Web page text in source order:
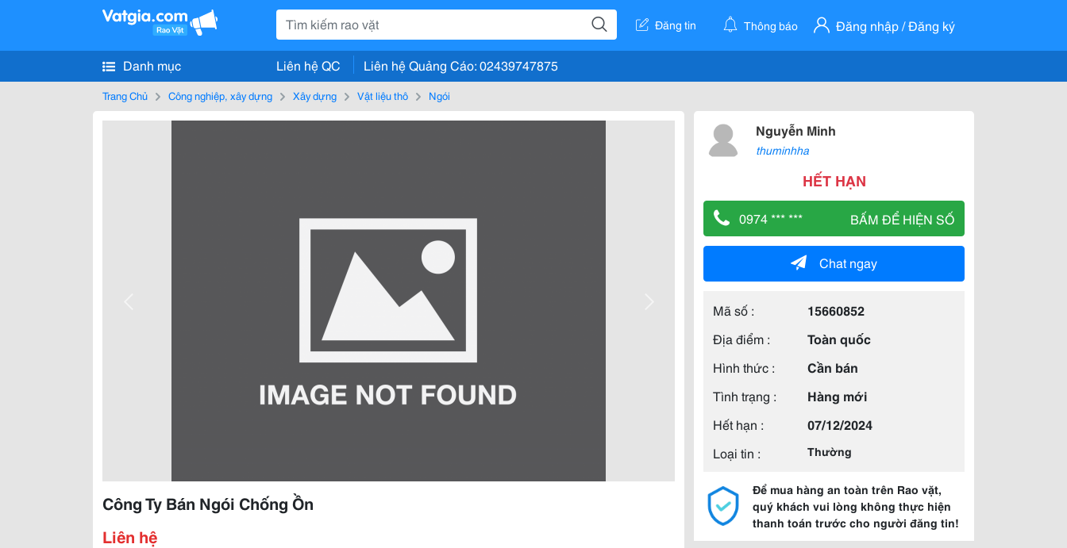
Đăng tin Thông báo Đăng nhập / Đăng ký
Danh mục Liên hệ QC Liên hệ Quảng Cáo: 02439747875
Trang Chủ Công nghiệp, xây dựng Xây dựng Vật liệu thô Ngói
Công Ty Bán Ngói Chống Ồn
Liên hệ
Nguyễn Minh
thuminhha
HẾT HẠN
0974 *** *** BẤM ĐỂ HIỆN SỐ
Chat ngay
Mã số :
15660852
Địa điểm :
Toàn quốc
Hình thức :
Cần bán
Tình trạng :
Hàng mới
Hết hạn :
07/12/2024
Loại tin :
Thường
Để mua hàng an toàn trên Rao vặt,
quý khách vui lòng không thực hiện
thanh toán trước cho người đăng tin!